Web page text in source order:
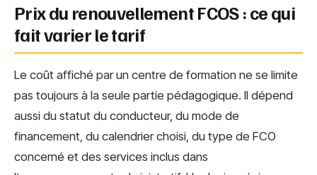
Prix du renouvellement FCOS : ce qui
fait varier le tarif
Le coût affiché par un centre de formation ne se limite
pas toujours à la seule partie pédagogique. Il dépend
aussi du statut du conducteur, du mode de
financement, du calendrier choisi, du type de FCO
concerné et des services inclus dans